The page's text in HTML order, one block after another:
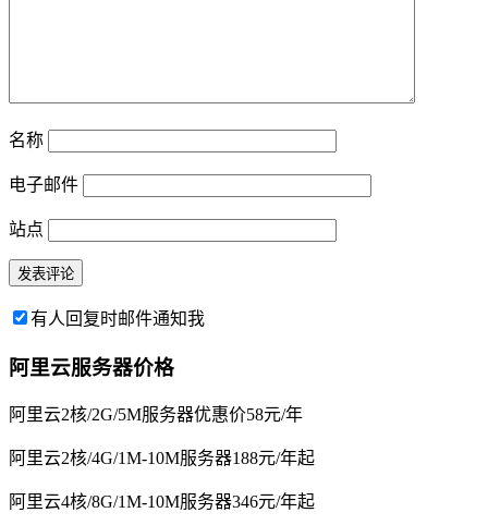
名称
电子邮件
站点
有人回复时邮件通知我
阿里云服务器价格
阿里云2核/2G/5M服务器优惠价58元/年
阿里云2核/4G/1M-10M服务器188元/年起
阿里云4核/8G/1M-10M服务器346元/年起